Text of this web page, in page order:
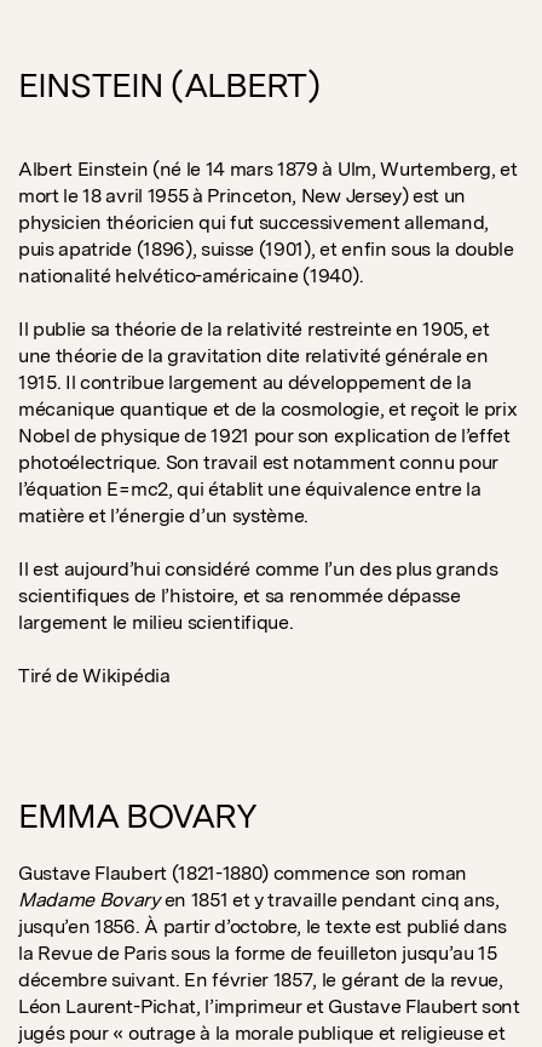
EINSTEIN (ALBERT)
Albert Einstein (né le 14 mars 1879 à Ulm, Wurtemberg, et
mort le 18 avril 1955 à Princeton, New Jersey) est un
physicien théoricien qui fut successivement allemand,
puis apatride (1896), suisse (1901), et enfin sous la double
nationalité helvético-américaine (1940).
Il publie sa théorie de la relativité restreinte en 1905, et
une théorie de la gravitation dite relativité générale en
1915. Il contribue largement au développement de la
mécanique quantique et de la cosmologie, et reçoit le prix
Nobel de physique de 1921 pour son explication de l’effet
photoélectrique. Son travail est notamment connu pour
l’équation E=mc2, qui établit une équivalence entre la
matière et l’énergie d’un système.
Il est aujourd’hui considéré comme l’un des plus grands
scientifiques de l’histoire, et sa renommée dépasse
largement le milieu scientifique.
Tiré de Wikipédia
EMMA BOVARY
Gustave Flaubert (1821-1880) commence son roman
Madame Bovaryen 1851 et y travaille pendant cinq ans,
jusqu’en 1856. À partir d’octobre, le texte est publié dans
la Revue de Paris sous la forme de feuilleton jusqu’au 15
décembre suivant. En février 1857, le gérant de la revue,
Léon Laurent-Pichat, l’imprimeur et Gustave Flaubert sont
jugés pour « outrage à la morale publique et religieuse et